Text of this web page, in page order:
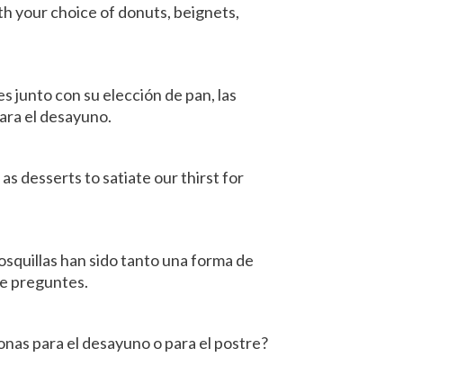
your choice of donuts, beignets,
junto con su elección de pan, las
el desayuno.
as desserts to satiate our thirst for
han sido tanto una forma de
preguntes.
para el desayuno o para el postre?